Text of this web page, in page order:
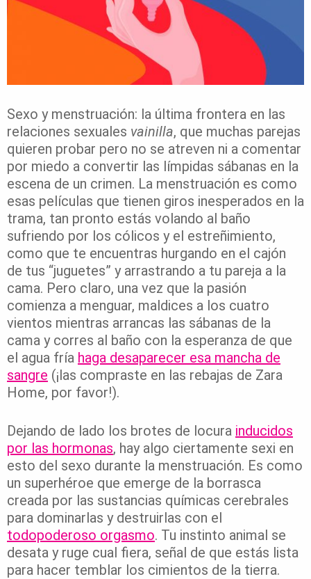
Sexo y menstruación: la última frontera en las
relaciones sexuales vainilla, que muchas parejas
quieren probar pero no se atreven ni a comentar
por miedo a convertir las límpidas sábanas en la
escena de un crimen. La menstruación es como
esas películas que tienen giros inesperados en la
trama, tan pronto estás volando al baño
sufriendo por los cólicos y el estreñimiento,
como que te encuentras hurgando en el cajón
de tus “juguetes” y arrastrando a tu pareja a la
cama. Pero claro, una vez que la pasión
comienza a menguar, maldices a los cuatro
vientos mientras arrancas las sábanas de la
cama y corres al baño con la esperanza de que
el agua fría haga desaparecer esa mancha de
sangre (¡las compraste en las rebajas de Zara
Home, por favor!).
Dejando de lado los brotes de locura inducidos
por las hormonas, hay algo ciertamente sexi en
esto del sexo durante la menstruación. Es como
un superhéroe que emerge de la borrasca
creada por las sustancias químicas cerebrales
para dominarlas y destruirlas con el
todopoderoso orgasmo. Tu instinto animal se
desata y ruge cual fiera, señal de que estás lista
para hacer temblar los cimientos de la tierra.